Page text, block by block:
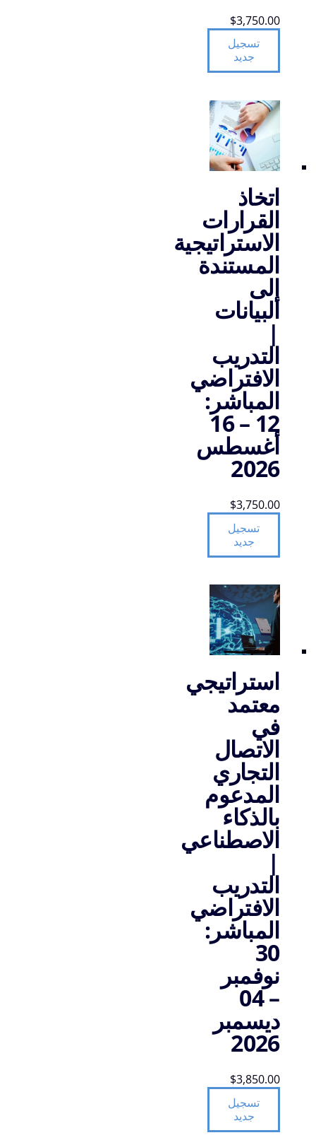
$3,750.00
تسجيل
جديد
اتخاذ
القرارات
الاستراتيجية
المستندة
إلى
البيانات
|
التدريب
الافتراضي
المباشر:
12 – 16
أغسطس
2026
$3,750.00
تسجيل
جديد
استراتيجي
معتمد
في
الاتصال
التجاري
المدعوم
بالذكاء
الاصطناعي
|
التدريب
الافتراضي
المباشر:
30
نوفمبر
– 04
ديسمبر
2026
$3,850.00
تسجيل
جديد